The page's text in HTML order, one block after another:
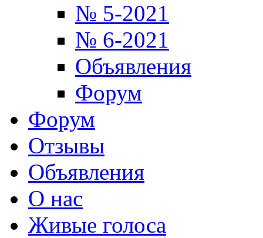
№ 5-2021
№ 6-2021
Объявления
Форум
Форум
Отзывы
Объявления
О нас
Живые голоса